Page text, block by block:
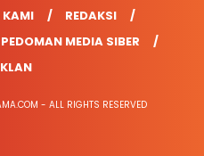
KAMI
REDAKSI
PEDOMAN MEDIA SIBER
- ALL RIGHTS RESERVED